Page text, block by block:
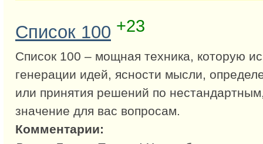
Список 100 +23
Список 100 – мощная техника, которую
генерации идей, ясности мысли,
или принятия решений по
значение для вас вопросам.
Комментарии: